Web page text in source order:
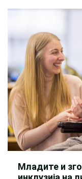
Младите и